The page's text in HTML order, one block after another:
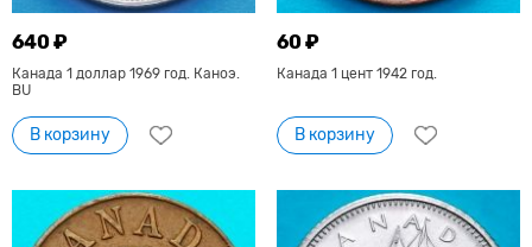
640 ₽
Канада 1 доллар 1969 год. Каноэ.
BU
В корзину
60 ₽
Канада 1 цент 1942 год.
В корзину